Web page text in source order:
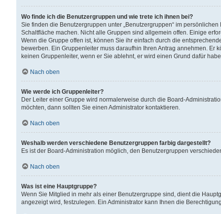
Wo finde ich die Benutzergruppen und wie trete ich ihnen bei?
Sie finden die Benutzergruppen unter „Benutzergruppen“ im
Schaltfläche machen. Nicht alle Gruppen sind allgemein offen. Einige
Wenn die Gruppe offen ist, können Sie ihr einfach durch die
bewerben. Ein Gruppenleiter muss daraufhin Ihren Antrag annehmen.
keinen Gruppenleiter, wenn er Sie ablehnt, er wird einen Grund dafür
Nach oben
Wie werde ich Gruppenleiter?
Der Leiter einer Gruppe wird normalerweise durch die Board-
möchten, dann sollten Sie einen Administrator kontaktieren.
Nach oben
Weshalb werden verschiedene Benutzergruppen farbig dargestellt?
Es ist der Board-Administration möglich, den Benutzergruppen
Nach oben
Was ist eine Hauptgruppe?
Wenn Sie Mitglied in mehr als einer Benutzergruppe sind, dient die
angezeigt wird, festzulegen. Ein Administrator kann Ihnen die